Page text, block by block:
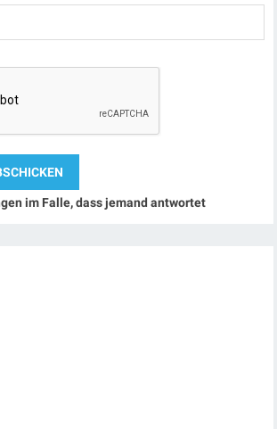
im Falle, dass jemand antwortet